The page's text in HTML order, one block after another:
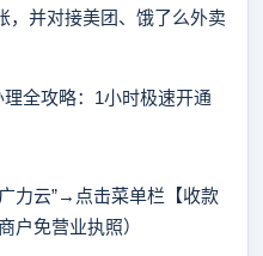
并对接美团、饿了么外卖
全攻略：1小时极速开通
云”→点击菜单栏【收款
户免营业执照）